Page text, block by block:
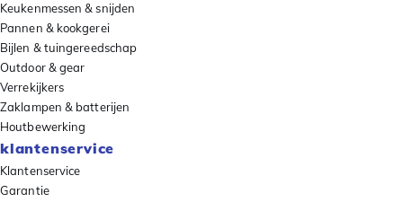
Keukenmessen & snijden
Pannen & kookgerei
Bijlen & tuingereedschap
Outdoor & gear
Verrekijkers
Zaklampen & batterijen
Houtbewerking
klantenservice
Klantenservice
Garantie